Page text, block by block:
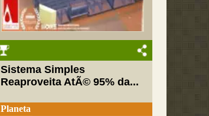
Sistema Simples
Reaproveita AtÃ© 95% da...
Planeta